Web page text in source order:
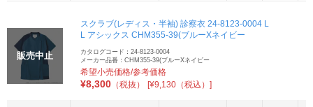
販売中止
スクラブ(レディス・半袖) 診察衣 24-8123-0004 L
L アシックス CHM355-39(ブルーXネイビー
カタログコード：24-8123-0004
メーカー品番：CHM355-39(ブルーXネイビー
希望小売価格/参考価格
¥8,300 （税抜） [¥9,130（税込）]